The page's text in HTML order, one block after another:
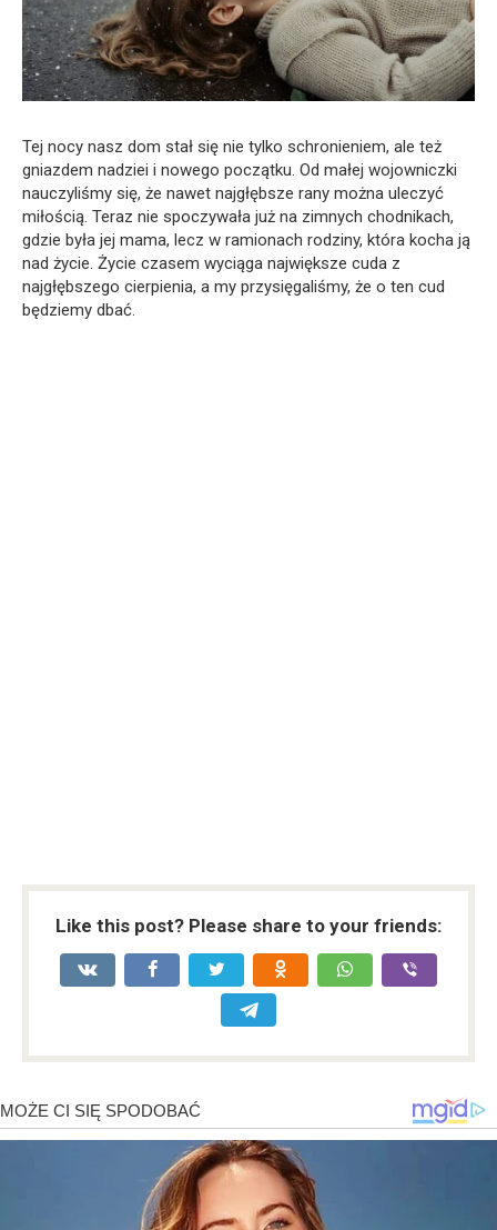
Tej nocy nasz dom stał się nie tylko schronieniem, ale też
gniazdem nadziei i nowego początku. Od małej wojowniczki
nauczyliśmy się, że nawet najgłębsze rany można uleczyć
miłością. Teraz nie spoczywała już na zimnych chodnikach,
gdzie była jej mama, lecz w ramionach rodziny, która kocha ją
nad życie. Życie czasem wyciąga największe cuda z
najgłębszego cierpienia, a my przysięgaliśmy, że o ten cud
będziemy dbać.
Like this post? Please share to your friends: